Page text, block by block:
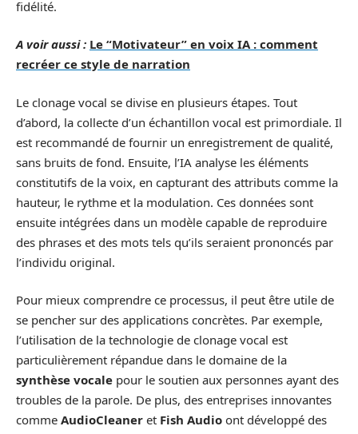
fidélité.
A voir aussi : Le “Motivateur” en voix IA : comment
recréer ce style de narration
Le clonage vocal se divise en plusieurs étapes. Tout
d’abord, la collecte d’un échantillon vocal est primordiale. Il
est recommandé de fournir un enregistrement de qualité,
sans bruits de fond. Ensuite, l’IA analyse les éléments
constitutifs de la voix, en capturant des attributs comme la
hauteur, le rythme et la modulation. Ces données sont
ensuite intégrées dans un modèle capable de reproduire
des phrases et des mots tels qu’ils seraient prononcés par
l’individu original.
Pour mieux comprendre ce processus, il peut être utile de
se pencher sur des applications concrètes. Par exemple,
l’utilisation de la technologie de clonage vocal est
particulièrement répandue dans le domaine de la
synthèse vocale pour le soutien aux personnes ayant des
troubles de la parole. De plus, des entreprises innovantes
comme AudioCleaner et Fish Audio ont développé des